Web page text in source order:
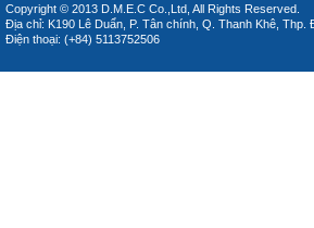
Copyright © 2013 D.M.E.C Co.,Ltd, All Rights Reserved.
Địa chỉ: K190 Lê Duẩn, P. Tân chính, Q. Thanh Khê, Thp.
Điện thoại: (+84) 5113752506